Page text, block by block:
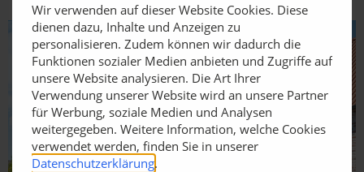
Wir verwenden auf dieser Website Cookies. Diese
dienen dazu, Inhalte und Anzeigen zu
personalisieren. Zudem können wir dadurch die
Funktionen sozialer Medien anbieten und Zugriffe auf
unsere Website analysieren. Die Art Ihrer
Verwendung unserer Website wird an unsere Partner
für Werbung, soziale Medien und Analysen
weitergegeben. Weitere Information, welche Cookies
verwendet werden, finden Sie in unserer
Datenschutzerklärung.